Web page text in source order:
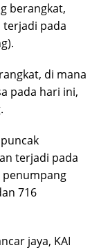
berangkat,
terjadi pada
di mana
pada hari ini,
terjadi pada
penumpang
716
jaya, KAI